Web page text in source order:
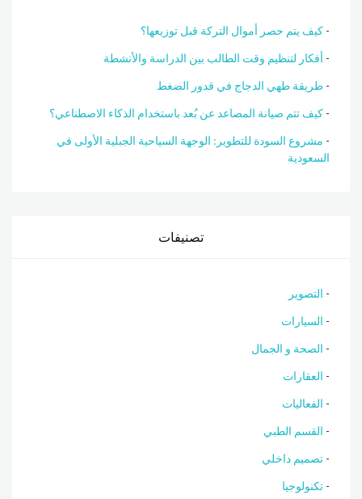
كيف يتم حصر أموال التركة قبل توزيعها؟
أفكار لتنظيم وقت الطالب بين الدراسة والأنشطة
طريقة طهي الدجاج في قدور الضغط
كيف تتم صيانة المصاعد عن بُعد باستخدام الذكاء الاصطناعي؟
مشروع السودة للتطوير: الوجهة السياحية الجبلية الأولى في
السعودية
تصنيفات
التصوير
السيارات
الصحة و الجمال
العقارات
الفعاليات
القسم الطبي
تصميم داخلي
تكنولوجيا